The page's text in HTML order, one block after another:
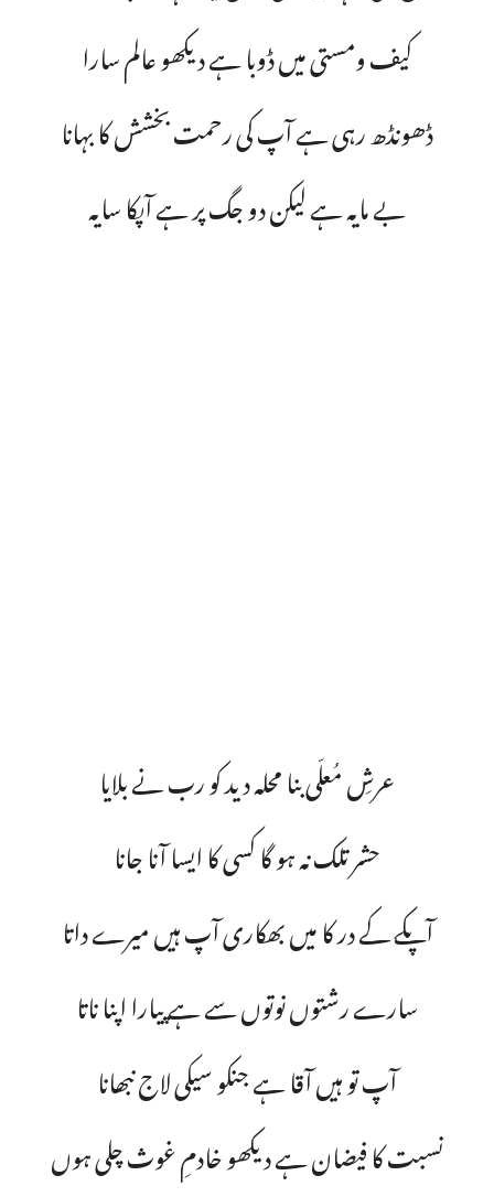
کیف ومستی میں ڈوبا ہے دیکھو عالم سارا
ڈھونڈھ رہی ہے آپ کی رحمت بخشش کا بہانا
بے مایہ ہے لیکن دو جگ پر ہے آپکا سایہ
عرشِ مُعلّی بنا محلہ دید کو رب نے بلایا
حشر تلک نہ ہو گا کسی کا ایسا آنا جانا
آپکے کے در کا میں بھکاری آپ ہیں میرے داتا
سارے رشتوں نوتوں سے ہے پیارا اپنا ناتا
آپ تو ہیں آقا ہے جنکو سیکی لاج نبھانا
نسبت کا فیضان ہے دیکھو خادمِ غوث چلی ہوں